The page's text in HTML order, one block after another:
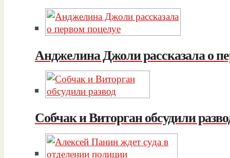
Анджелина Джоли рассказала о
Собчак и Виторган обсудили